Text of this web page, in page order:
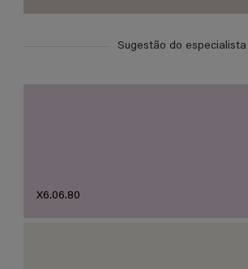
Sugestão do especialista
X6.06.80